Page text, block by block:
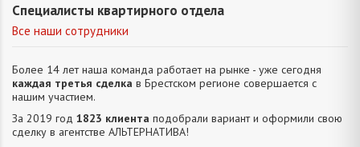
Специалисты квартирного отдела
Все наши сотрудники
Более 14 лет наша команда работает на рынке - уже сегодня
каждая третья сделка в Брестском регионе совершается с
нашим участием.
За 2019 год 1823 клиента подобрали вариант и оформили свою
сделку в агентстве АЛЬТЕРНАТИВA!